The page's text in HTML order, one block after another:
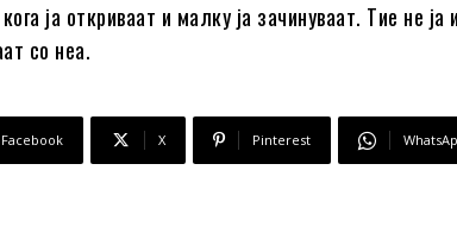
ја откриваат и малку ја зачинуваат. Тие не ја
со неа.
Facebook X Pinterest